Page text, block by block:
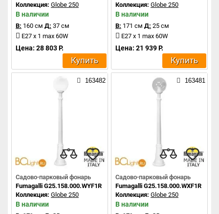
Коллекция: Globe 250
В наличии
В: 160 см Д: 37 см
E27 x 1 max 60W
Цена: 28 803 Р.
Купить
Коллекция: Globe 250
В наличии
В: 171 см Д: 25 см
E27 x 1 max 60W
Цена: 21 939 Р.
Купить
163482
Садово-парковый фонарь
Fumagalli G25.158.000.WYF1R
Коллекция: Globe 250
В наличии
163481
Садово-парковый фонарь
Fumagalli G25.158.000.WXF1R
Коллекция: Globe 250
В наличии